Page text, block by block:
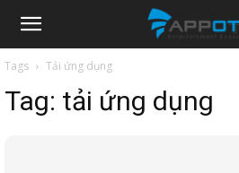
Appota
News
Tags Tải ứng dụng
Tag: tải ứng dụng